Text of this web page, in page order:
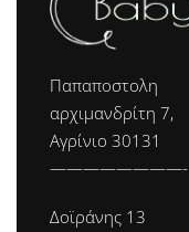
Παπαποστολη
αρχιμανδρίτη 7,
Αγρίνιο 30131
————————-
Δοϊράνης 13